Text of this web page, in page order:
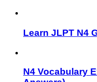
Learn JLPT N4
N4 Vocabulary